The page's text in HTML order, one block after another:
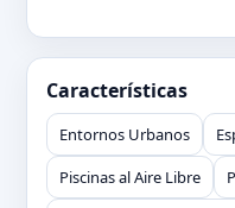
Características
Entornos Urbanos
Piscinas al Aire Libre